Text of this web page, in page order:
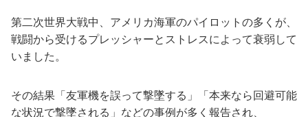
第二次世界大戦中、アメリカ海軍のパイロットの多くが、
戦闘から受けるプレッシャーとストレスによって衰弱して
いました。
その結果「友軍機を誤って撃墜する」「本来なら回避可能
な状況で撃墜される」などの事例が多く報告され、